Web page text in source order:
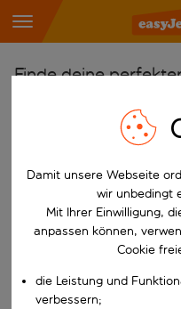
Finde deine
Beginne mit der Eingabe
Wähle deine
Beginne mit der Eingabe
Reiseziele finden
Nach
W&auml;hle ein Ab- und
Wann
Wer
Damit unsere Webseite
wir unbedingt
Mit Ihrer Einwilligung,
anpassen können,
Cookie
die Leistung und
verbessern;